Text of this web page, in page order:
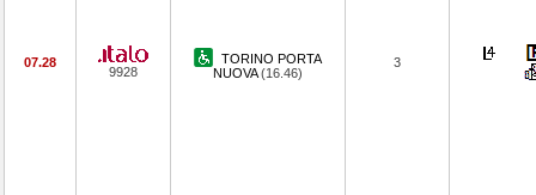
07.28
9928
TORINO PORTA
NUOVA(16.46)
3